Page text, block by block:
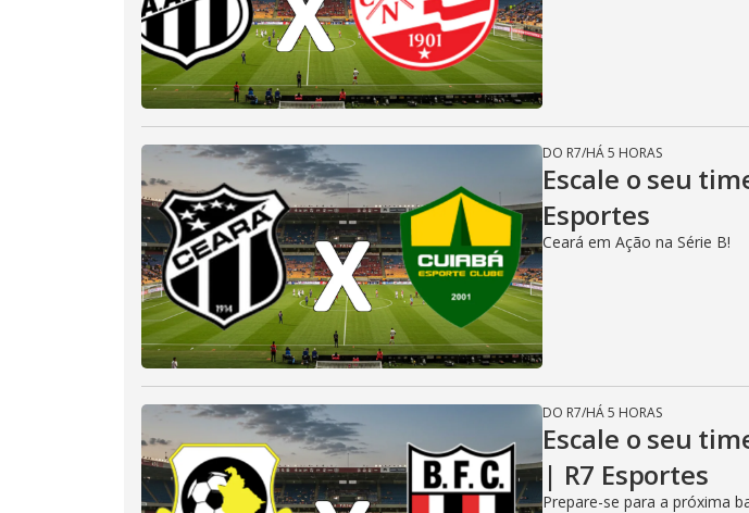
DO R7/HÁ 5 HORAS
Escale o seu
Esportes
Ceará em Ação na Série B!
DO R7/HÁ 5 HORAS
Escale o seu
| R7 Esportes
Prepare-se para a próxima